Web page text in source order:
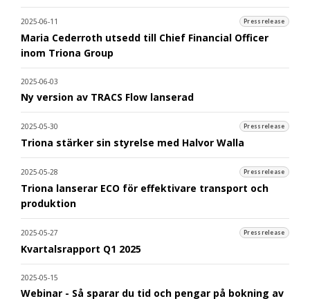
2025-06-11 Pressrelease
Maria Cederroth utsedd till Chief Financial Officer
inom Triona Group
2025-06-03
Ny version av TRACS Flow lanserad
2025-05-30 Pressrelease
Triona stärker sin styrelse med Halvor Walla
2025-05-28 Pressrelease
Triona lanserar ECO för effektivare transport och
produktion
2025-05-27 Pressrelease
Kvartalsrapport Q1 2025
2025-05-15
Webinar - Så sparar du tid och pengar på bokning av